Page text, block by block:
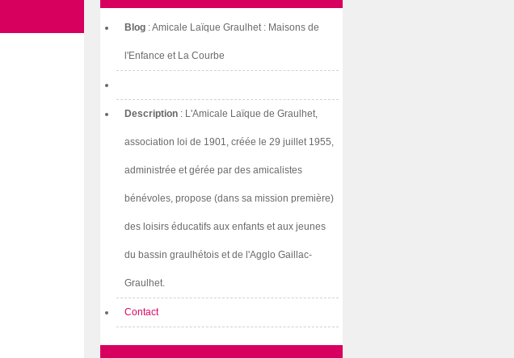
Blog : Amicale Laïque Graulhet : Maisons de
l'Enfance et La Courbe
Description : L'Amicale Laïque de Graulhet,
association loi de 1901, créée le 29 juillet 1955,
administrée et gérée par des amicalistes
bénévoles, propose (dans sa mission première)
des loisirs éducatifs aux enfants et aux jeunes
du bassin graulhétois et de l'Agglo Gaillac-
Graulhet.
Contact